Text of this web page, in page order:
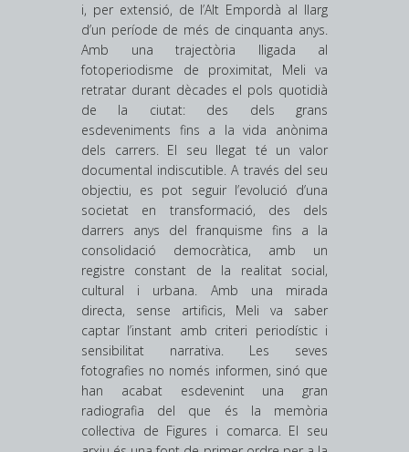
i, per extensió, de l’Alt Empordà al llarg
d’un període de més de cinquanta anys.
Amb una trajectòria lligada al
fotoperiodisme de proximitat, Meli va
retratar durant dècades el pols quotidià
de la ciutat: des dels grans
esdeveniments fins a la vida anònima
dels carrers. El seu llegat té un valor
documental indiscutible. A través del seu
objectiu, es pot seguir l’evolució d’una
societat en transformació, des dels
darrers anys del franquisme fins a la
consolidació democràtica, amb un
registre constant de la realitat social,
cultural i urbana. Amb una mirada
directa, sense artificis, Meli va saber
captar l’instant amb criteri periodístic i
sensibilitat narrativa. Les seves
fotografies no només informen, sinó que
han acabat esdevenint una gran
radiografia del que és la memòria
col·lectiva de Figures i comarca. El seu